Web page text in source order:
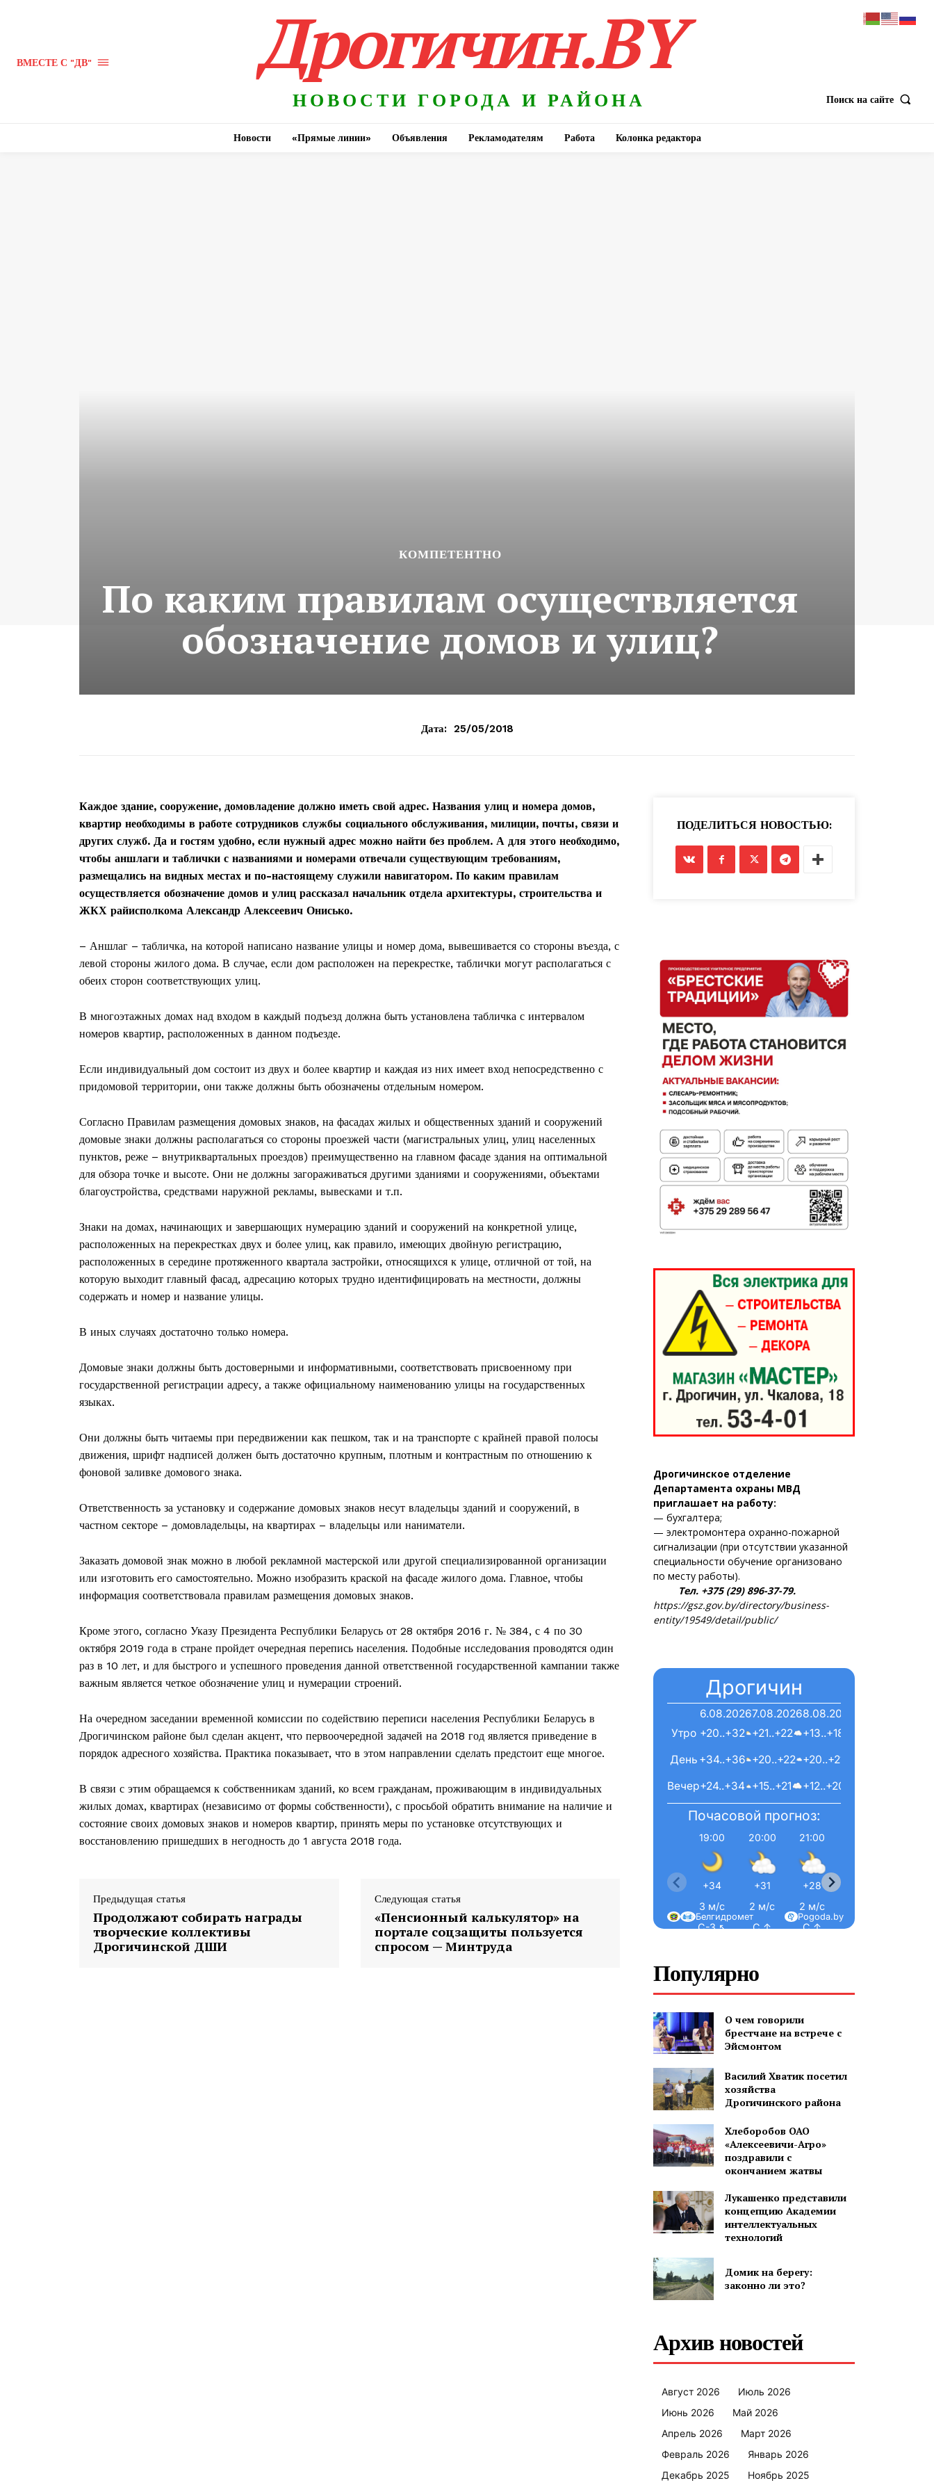
"Драгічынскі Веснік"
ПОДПИСАТЬСЯ
Редакция "ДВ"
Контакты
Правила использования материалов
ВМЕСТЕ С "ДВ" Дрогичин.BY
НОВОСТИ ГОРОДА И РАЙОНА Поиск на сайте
Новости «Прямые линии» Объявления Рекламодателям Работа Колонка редактора
КОМПЕТЕНТНО
По каким правилам осуществляется
обозначение домов и улиц?
Дата: 25/05/2018
Каждое здание, сооружение, домовладение должно иметь свой адрес. Названия улиц и номера домов,
квартир необходимы в работе сотрудников службы социального обслуживания, милиции, почты, связи и
других служб. Да и гостям удобно, если нужный адрес можно найти без проблем. А для этого необходимо,
чтобы аншлаги и таблички с названиями и номерами отвечали существующим требованиям,
размещались на видных местах и по-настоящему служили навигатором. По каким правилам
осуществляется обозначение домов и улиц рассказал начальник отдела архитектуры, строительства и
ЖКХ райисполкома Александр Алексеевич Онисько.
– Аншлаг – табличка, на которой написано название улицы и номер дома, вывешивается со стороны въезда, с
левой стороны жилого дома. В случае, если дом расположен на перекрестке, таблички могут располагаться с
обеих сторон соответствующих улиц.
В многоэтажных домах над входом в каждый подъезд должна быть установлена табличка с интервалом
номеров квартир, расположенных в данном подъезде.
Если индивидуальный дом состоит из двух и более квартир и каждая из них имеет вход непосредственно с
придомовой территории, они также должны быть обозначены отдельным номером.
Согласно Правилам размещения домовых знаков, на фасадах жилых и общественных зданий и сооружений
домовые знаки должны располагаться со стороны проезжей части (магистральных улиц, улиц населенных
пунктов, реже – внутриквартальных проездов) преимущественно на главном фасаде здания на оптимальной
для обзора точке и высоте. Они не должны загораживаться другими зданиями и сооружениями, объектами
благоустройства, средствами наружной рекламы, вывесками и т.п.
Знаки на домах, начинающих и завершающих нумерацию зданий и сооружений на конкретной улице,
расположенных на перекрестках двух и более улиц, как правило, имеющих двойную регистрацию,
расположенных в середине протяженного квартала застройки, относящихся к улице, отличной от той, на
которую выходит главный фасад, адресацию которых трудно идентифицировать на местности, должны
содержать и номер и название улицы.
В иных случаях достаточно только номера.
Домовые знаки должны быть достоверными и информативными, соответствовать присвоенному при
государственной регистрации адресу, а также официальному наименованию улицы на государственных
языках.
Они должны быть читаемы при передвижении как пешком, так и на транспорте с крайней правой полосы
движения, шрифт надписей должен быть достаточно крупным, плотным и контрастным по отношению к
фоновой заливке домового знака.
Ответственность за установку и содержание домовых знаков несут владельцы зданий и сооружений, в
частном секторе – домовладельцы, на квартирах – владельцы или наниматели.
Заказать домовой знак можно в любой рекламной мастерской или другой специализированной организации
или изготовить его самостоятельно. Можно изобразить краской на фасаде жилого дома. Главное, чтобы
информация соответствовала правилам размещения домовых знаков.
Кроме этого, согласно Указу Президента Республики Беларусь от 28 октября 2016 г. № 384, с 4 по 30
октября 2019 года в стране пройдет очередная перепись населения. Подобные исследования проводятся один
раз в 10 лет, и для быстрого и успешного проведения данной ответственной государственной кампании также
важным является четкое обозначение улиц и нумерации строений.
На очередном заседании временной комиссии по содействию переписи населения Республики Беларусь в
Дрогичинском районе был сделан акцент, что первоочередной задачей на 2018 год является приведение в
порядок адресного хозяйства. Практика показывает, что в этом направлении сделать предстоит еще многое.
В связи с этим обращаемся к собственникам зданий, ко всем гражданам, проживающим в индивидуальных
жилых домах, квартирах (независимо от формы собственности), с просьбой обратить внимание на наличие и
состояние своих домовых знаков и номеров квартир, принять меры по установке отсутствующих и
восстановлению пришедших в негодность до 1 августа 2018 года.
Предыдущая статья
Продолжают собирать награды
творческие коллективы
Дрогичинской ДШИ
Следующая статья
«Пенсионный калькулятор» на
портале соцзащиты пользуется
спросом — Минтруда
ПОДЕЛИТЬСЯ НОВОСТЬЮ:
Дрогичинское отделение
Департамента охраны МВД
приглашает на работу:
— бухгалтера;
— электромонтера охранно-пожарной
сигнализации (при отсутствии указанной
специальности обучение организовано
по месту работы).
Тел. +375 (29) 896-37-79.
https://gsz.gov.by/directory/business-
entity/19549/detail/public/
Дрогичин
6.08.2026
+20..+32
+34..+36
+24..+34
7.08.2026
+21..+22
+20..+22
+15..+21
8.08.2026
+13..+18
+20..+21
+12..+20
Вечер
День
Утро
Почасовой прогноз:
19:00
+34
3 м/с
С-З ↖
20:00
+31
2 м/с
С ↑
21:00
+28
2 м/с
С ↑
С-В ↗
Pogoda.by
Белгидромет
Популярно
О чем говорили
брестчане на встрече с
Эйсмонтом
Василий Хватик посетил
хозяйства
Дрогичинского района
Хлеборобов ОАО
«Алексеевичи-Агро»
поздравили с
окончанием жатвы
Лукашенко представили
концепцию Академии
интеллектуальных
технологий
Домик на берегу:
законно ли это?
Архив новостей
Август 2026
Июль 2026
Июнь 2026
Май 2026
Апрель 2026
Март 2026
Февраль 2026
Январь 2026
Декабрь 2025
Ноябрь 2025